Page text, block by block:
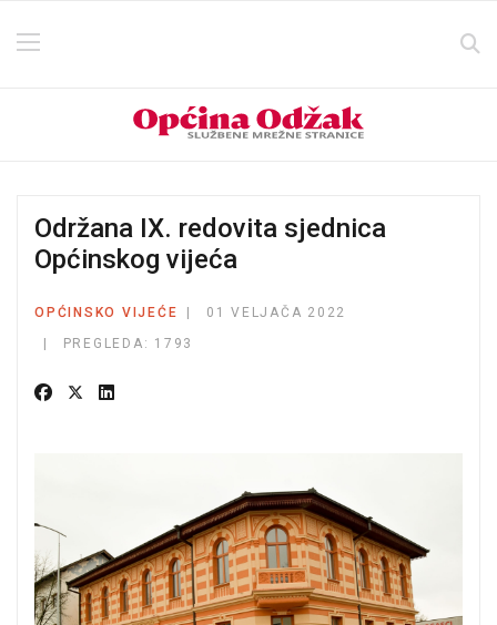
Održana IX. redovita sjednica
Općinskog vijeća
OPĆINSKO VIJEĆE
01 VELJAČA 2022
PREGLEDA: 1793